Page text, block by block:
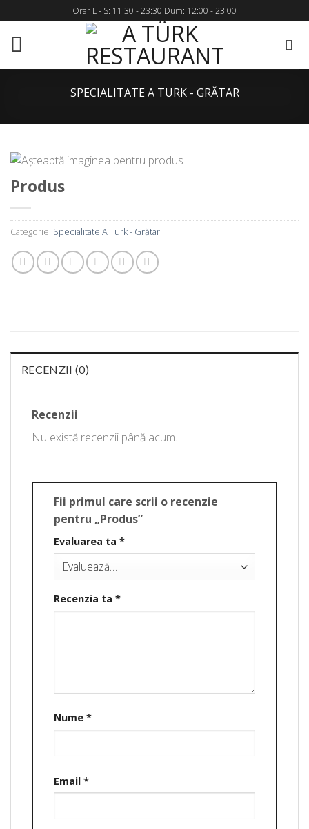
to
content
Orar L - S: 11:30 - 23:30 Dum: 12:00 - 23:00
SPECIALITATE A TURK - GRĂTAR
Produs
Categorie: Specialitate A Turk - Grătar
RECENZII (0)
Recenzii
Nu există recenzii până acum.
Fii primul care scrii o recenzie
pentru „Produs”
Evaluarea ta *
Recenzia ta *
Nume *
Email *